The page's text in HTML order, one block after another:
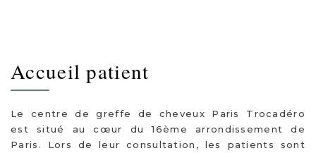
Accueil patient
Le centre de greffe de cheveux Paris Trocadéro
est situé au cœur du 16ème arrondissement de
Paris. Lors de leur consultation, les patients sont